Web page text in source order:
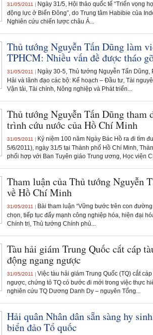
31/05/2011
Ngày 31/5, Hội thảo quốc tế “Triển vọng
động lực ở Biển Đông”, do Trung tâm Habibie của
Nghiên cứu chiến lược châu Á...
Thủ tướng Nguyễn Tấn Dũng làm
TPHCM: Nhiều vấn đề được tháo
31/05/2011
Ngày 30-5, Thủ tướng Nguyễn Tấn
Hải và lãnh đạo các bộ: Kế hoạch – Đầu tư, Tài
Vận tải, Tài chính, Nông nghiệp và Phát triển...
Thủ tướng Nguyễn Tấn Dũng tham
trình cứu nước của Hồ Chí Minh
31/05/2011
Kỷ niệm 100 năm Ngày Bác Hồ ra đi tìm
5/6/2011), ngày 31/5 tại Thành phố Hồ Chí Minh,
phối hợp với Ban Tuyên giáo Trung ương, Học viện
Tham luận của Thủ tướng Nguyễn
về Hồ Chí Minh
31/05/2011
Bài tham luận “Vững bước trên con
chọn, tiếp tục đẩy mạnh công nghiệp hóa, hiện đại
Chính trị, Thủ tướng Chính phủ...
Tàu hải giám Trung Quốc cắt cáp
động ngang ngược
31/05/2011
Việc tàu hải giám Trung Quốc (TQ) cắt
ngược, chứng tỏ TQ có bước đi mới trong việc thực
nghiên cứu TQ Dương Danh Dy – nguyên Tổng...
Hải quân Nhân dân sẵn sàng hy
biển đảo Tổ quốc